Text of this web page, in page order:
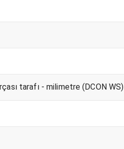
tarafı - milimetre (DCON WS)